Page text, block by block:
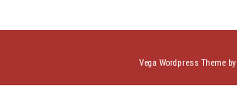
Vega Wordpress Theme by